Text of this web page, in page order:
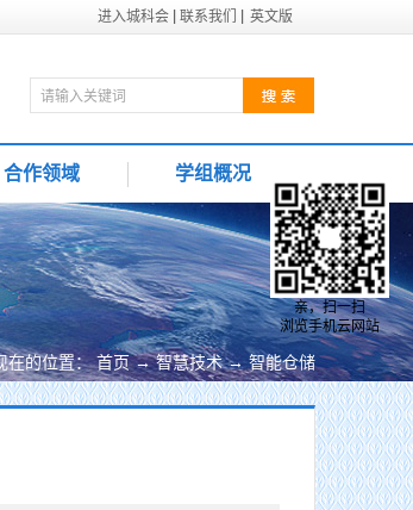
进入城科会 联系我们 英文版
合作领域 学组概况
在的位置： 首页 → 智慧技术 → 智能仓储
亲，扫一扫
浏览手机云网站